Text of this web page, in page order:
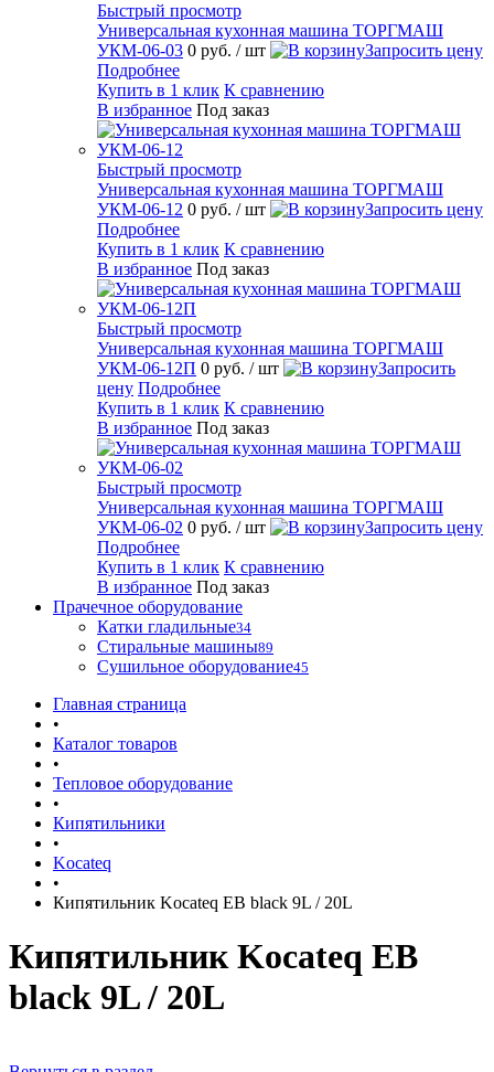
Быстрый просмотр
Универсальная кухонная машина ТОРГМАШ
УКМ-06-03 0 руб. / шт
Запросить цену
Подробнее
Купить в 1 клик К сравнению
В избранное Под заказ
Быстрый просмотр
Универсальная кухонная машина ТОРГМАШ
УКМ-06-12 0 руб. / шт
Запросить цену
Подробнее
Купить в 1 клик К сравнению
В избранное Под заказ
Быстрый просмотр
Универсальная кухонная машина ТОРГМАШ
УКМ-06-12П 0 руб. / шт
Запросить
цену Подробнее
Купить в 1 клик К сравнению
В избранное Под заказ
Быстрый просмотр
Универсальная кухонная машина ТОРГМАШ
УКМ-06-02 0 руб. / шт
Запросить цену
Подробнее
Купить в 1 клик К сравнению
В избранное Под заказ
Прачечное оборудование
Катки гладильные34
Стиральные машины89
Сушильное оборудование45
Главная страница
•
Каталог товаров
•
Тепловое оборудование
•
Кипятильники
•
Kocateq
•
Кипятильник Kocateq EB black 9L / 20L
Кипятильник Kocateq EB
black 9L / 20L